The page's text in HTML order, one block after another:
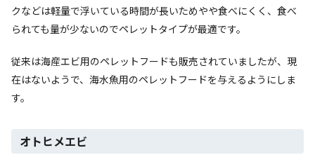
クなどは軽量で浮いている時間が長いためやや食べにくく、食べ
られても量が少ないのでペレットタイプが最適です。
従来は海産エビ用のペレットフードも販売されていましたが、現
在はないようで、海水魚用のペレットフードを与えるようにしま
す。
オトヒメエビ